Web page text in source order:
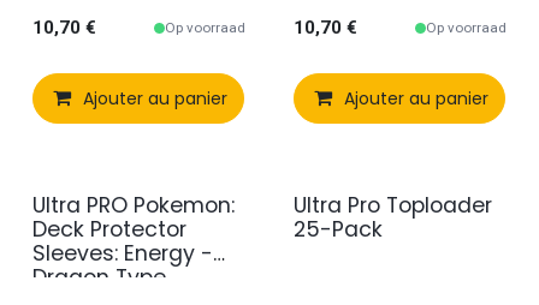
10,70 € Op voorraad
Ajouter au panier Comparer Ajouter à
10,70€ Op voorraad
Ajouter au panier
Ultra PRO Pokemon:
Deck Protector
Sleeves: Energy -
Dragon Type
Ultra Pro Toploader
25-Pack